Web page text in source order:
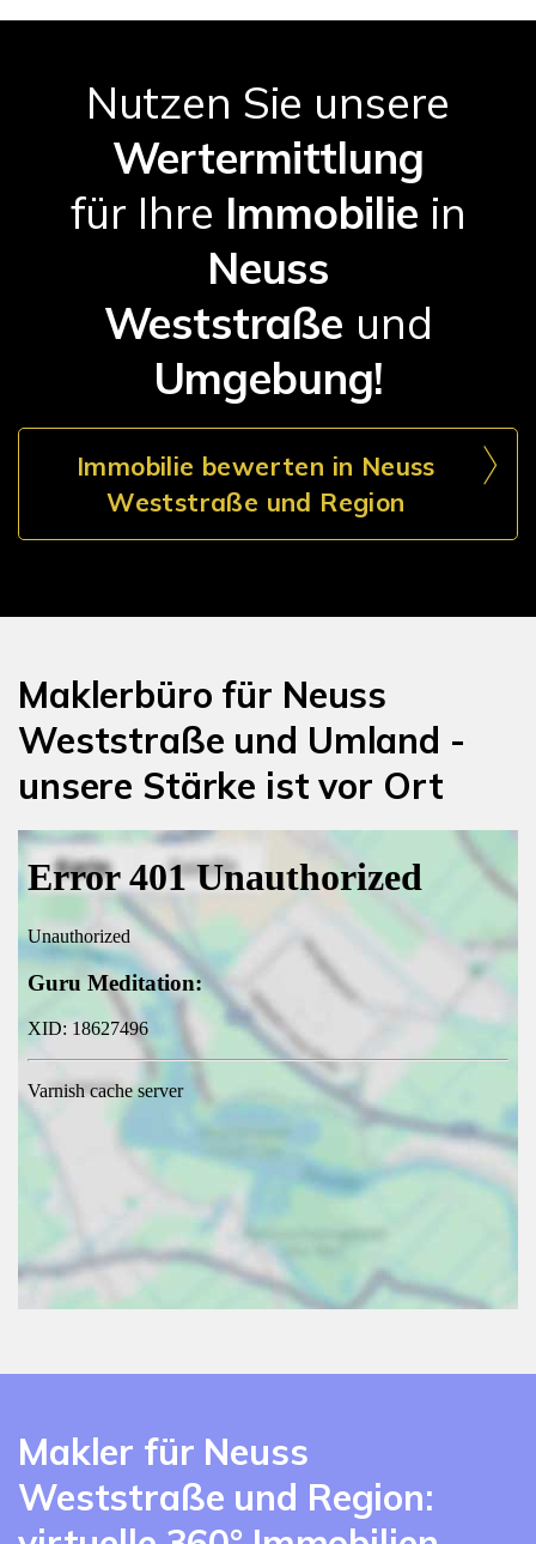
Nutzen Sie unsere
Wertermittlung
für Ihre Immobilie in
Neuss
Weststraße und
Umgebung!
Immobilie bewerten in Neuss
Weststraße und Region
Maklerbüro für Neuss
Weststraße und Umland -
unsere Stärke ist vor Ort
Makler für Neuss
Weststraße und Region: